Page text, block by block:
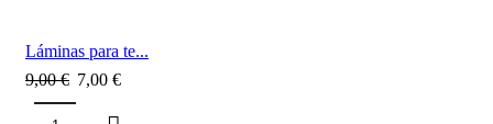
Láminas para te...
9,00€ 7,00 €